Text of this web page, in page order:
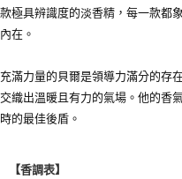
款極具辨識度的淡香精，每一款都
內在。
充滿力量的貝爾是領導力滿分的存
交織出溫暖且有力的氣場。他的香
時的最佳後盾。
【香調表】